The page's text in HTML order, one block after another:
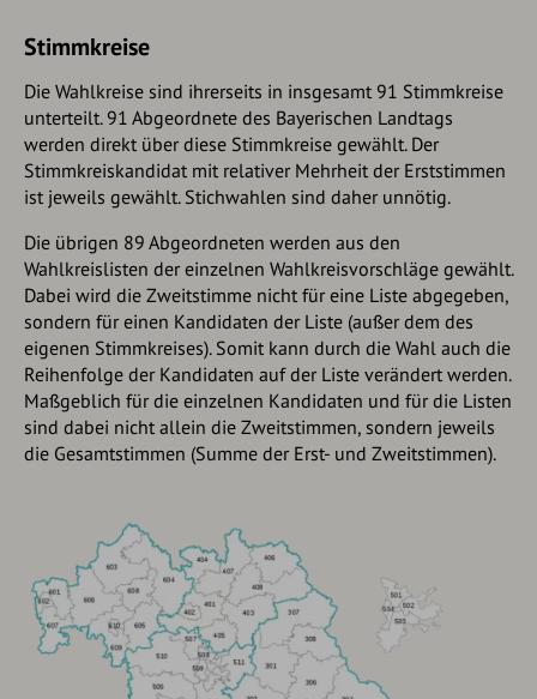
Stimmkreise
Die Wahlkreise sind ihrerseits in insgesamt 91 Stimmkreise
unterteilt. 91 Abgeordnete des Bayerischen Landtags
werden direkt über diese Stimmkreise gewählt. Der
Stimmkreiskandidat mit relativer Mehrheit der Erststimmen
ist jeweils gewählt. Stichwahlen sind daher unnötig.
Die übrigen 89 Abgeordneten werden aus den
Wahlkreislisten der einzelnen Wahlkreisvorschläge gewählt.
Dabei wird die Zweitstimme nicht für eine Liste abgegeben,
sondern für einen Kandidaten der Liste (außer dem des
eigenen Stimmkreises). Somit kann durch die Wahl auch die
Reihenfolge der Kandidaten auf der Liste verändert werden.
Maßgeblich für die einzelnen Kandidaten und für die Listen
sind dabei nicht allein die Zweitstimmen, sondern jeweils
die Gesamtstimmen (Summe der Erst- und Zweitstimmen).